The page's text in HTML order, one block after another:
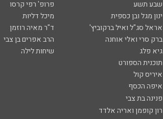
שבע תשע פרופ' רפי קרסו
ינון מגל ובן כספית
מיכל דליות
אראל סג"ל ואיל ברקוביץ'
ד"ר מאיה רוזמן
ברק סרי ואלי אוחנה
הרב אפרים בן צבי
גיא פלג
שיחות לילה
תוכנית הספורט
איריס קול
איפה הכסף
פנינה בת צבי
רון קופמן ואריה אלדד